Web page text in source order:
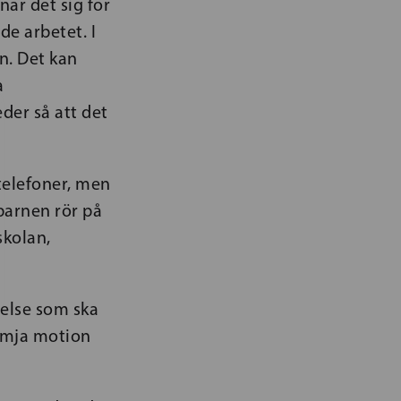
det sig för
arbetet. I
Det kan
så att det
men
rör på
som ska
motion